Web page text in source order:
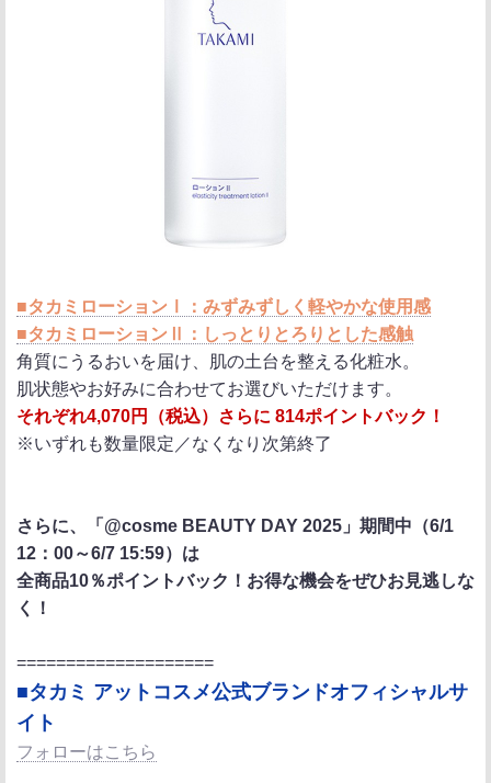
■タカミローションⅠ：みずみずしく軽やかな使用感
■タカミローションⅡ：しっとりとろりとした感触
角質にうるおいを届け、肌の土台を整える化粧水。
肌状態やお好みに合わせてお選びいただけます。
それぞれ4,070円（税込）さらに 814ポイントバック！
※いずれも数量限定／なくなり次第終了
さらに、「@cosme BEAUTY DAY 2025」期間中（6/1
12：00～6/7 15:59）は
全商品10％ポイントバック！お得な機会をぜひお見逃しな
く！
====================
■タカミ アットコスメ公式ブランドオフィシャルサ
イト
フォローはこちら